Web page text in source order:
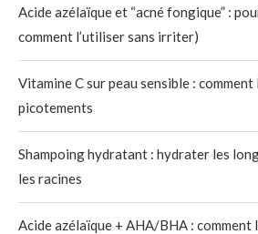
Acide azélaïque et “acné fongique” :
comment l’utiliser sans irriter)
Vitamine C sur peau sensible : comment
picotements
Shampoing hydratant : hydrater les
les racines
Acide azélaïque + AHA/BHA : comment